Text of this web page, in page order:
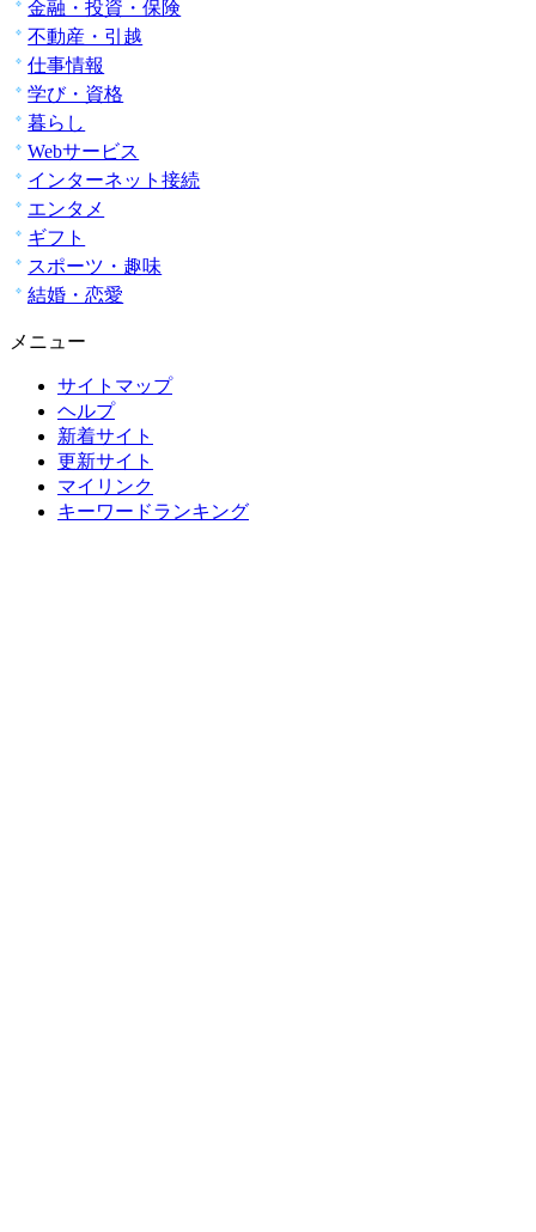
金融・投資・保険
不動産・引越
仕事情報
学び・資格
暮らし
Webサービス
インターネット接続
エンタメ
ギフト
スポーツ・趣味
結婚・恋愛
メニュー
サイトマップ
ヘルプ
新着サイト
更新サイト
マイリンク
キーワードランキング